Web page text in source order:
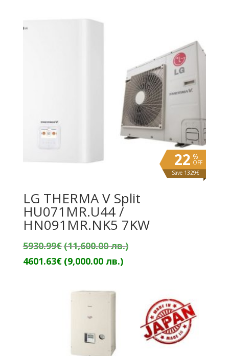
%
OFF
22
Save 1329€
LG THERMA V Split
HU071MR.U44 /
HN091MR.NK5 7KW
5930.99€(11,600.00 лв.)Original
(11,600.00
лв.).
4601.63€ (9,000.00 лв.)Текущата
4601.63€
(9,000.00